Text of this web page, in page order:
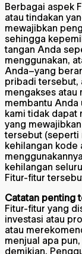
Berbagai aspek
atau tindakan
mewajibkan
sehingga
tangan Anda
menggunakan,
Anda–yang
pribadi tersebut,
mengakses atau
membantu Anda
kami tidak dapat
yang
tersebut (seperti
kehilangan kode
kehilangan
Fitur-fitur
Catatan penting
Fitur-fitur yang
investasi atau
atau
menjual apa
demikian.